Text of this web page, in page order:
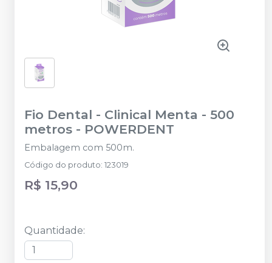
Fio Dental - Clinical Menta - 500
metros - POWERDENT
Embalagem com 500m.
Código do produto: 123019
R$ 15,90
Quantidade: